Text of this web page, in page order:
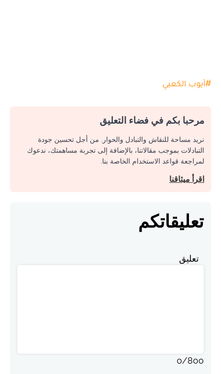
#أيوب الكعبي
مرحبا بكم في فضاء التعليق
نريد مساحة للنقاش والتبادل والحوار. من أجل تحسين جودة
التبادلات بموجب مقالاتنا، بالإضافة إلى تجربة مساهمتك، ندعوك
لمراجعة قواعد الاستخدام الخاصة بنا.
اقرأ ميثاقنا
تعليقاتكم
تعليق
0/800